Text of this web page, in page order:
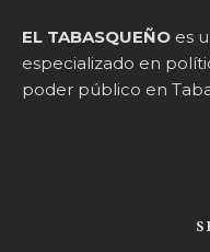
EL TABASQUEÑO es
especializado en
poder público en